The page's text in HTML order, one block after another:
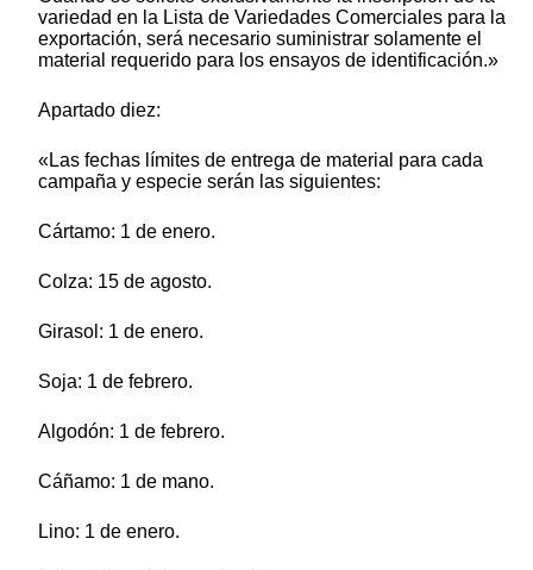
variedad en la Lista de Variedades Comerciales para la
exportación, será necesario suministrar solamente el
material requerido para los ensayos de identificación.»
Apartado diez:
«Las fechas límites de entrega de material para cada
campaña y especie serán las siguientes:
Cártamo: 1 de enero.
Colza: 15 de agosto.
Girasol: 1 de enero.
Soja: 1 de febrero.
Algodón: 1 de febrero.
Cáñamo: 1 de mano.
Lino: 1 de enero.